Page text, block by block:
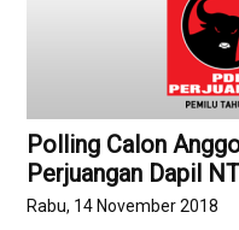
Polling Calon
Perjuangan Dapil
Rabu, 14 November 2018